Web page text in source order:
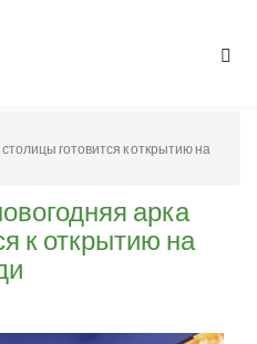
готовится к открытию на
арка
к открытию на